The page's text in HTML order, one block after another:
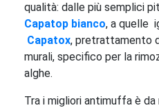
qualità: dalle più semplici
Capatop bianco, a quelle
Capatox, pretrattamento
murali, specifico per la
alghe.
Tra i migliori antimuffa è da